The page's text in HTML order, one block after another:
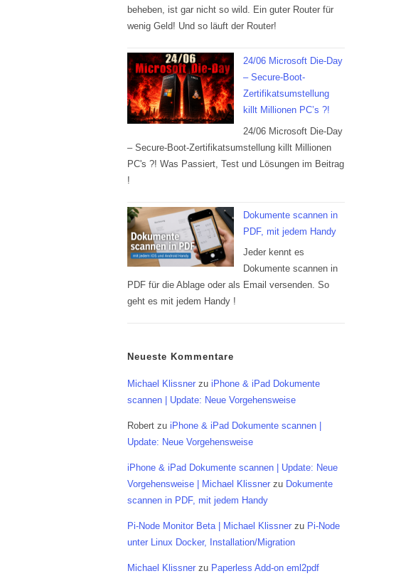
beheben, ist gar nicht so wild. Ein guter Router für
wenig Geld! Und so läuft der Router!
24/06 Microsoft Die-Day
– Secure-Boot-
Zertifikatsumstellung
killt Millionen PC’s ?!
24/06 Microsoft Die-Day
– Secure-Boot-Zertifikatsumstellung killt Millionen
PC's ?! Was Passiert, Test und Lösungen im Beitrag
!
Dokumente scannen in
PDF, mit jedem Handy
Jeder kennt es
Dokumente scannen in
PDF für die Ablage oder als Email versenden. So
geht es mit jedem Handy !
Neueste Kommentare
Michael Klissner zu iPhone & iPad Dokumente
scannen | Update: Neue Vorgehensweise
Robert zu iPhone & iPad Dokumente scannen |
Update: Neue Vorgehensweise
iPhone & iPad Dokumente scannen | Update: Neue
Vorgehensweise | Michael Klissner zu Dokumente
scannen in PDF, mit jedem Handy
Pi-Node Monitor Beta | Michael Klissner zu Pi-Node
unter Linux Docker, Installation/Migration
Michael Klissner zu Paperless Add-on eml2pdf